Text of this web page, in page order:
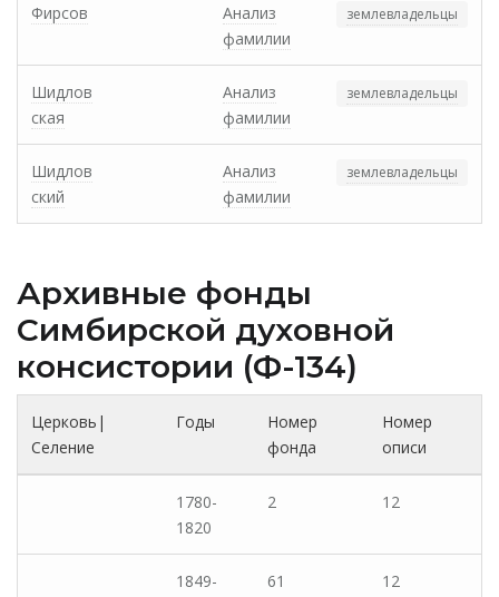
Фирсов
Анализ
фамилии
землевладельцы
Шидлов
ская
Анализ
фамилии
землевладельцы
Шидлов
ский
Анализ
фамилии
землевладельцы
Архивные фонды
Cимбирской духовной
консистории (Ф-134)
Церковь|
Селение
Годы
Номер
фонда
Номер
описи
1780-
1820
2 12
1849-
61 12